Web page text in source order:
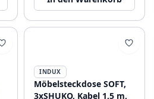
INDUX
Möbelsteckdose SOFT,
3xSHUKO, Kabel 1,5 m,